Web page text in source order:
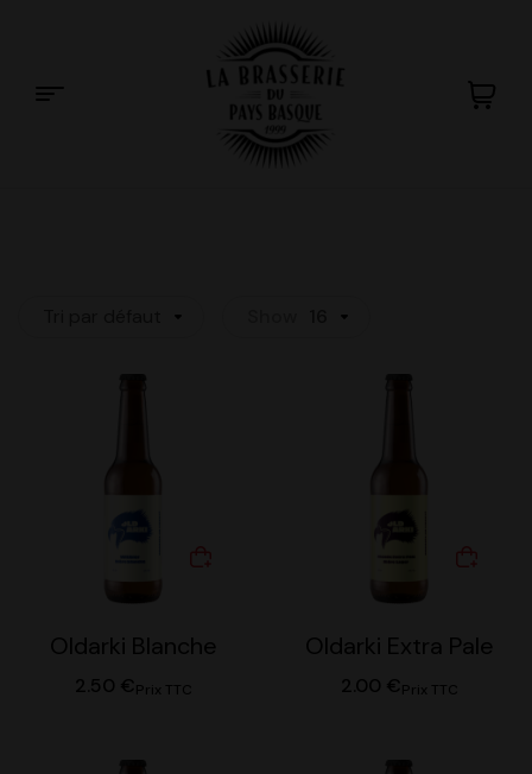
Oldarki Blanche
2.50 €Prix TTC
Oldarki Extra Pale
2.00 €Prix TTC